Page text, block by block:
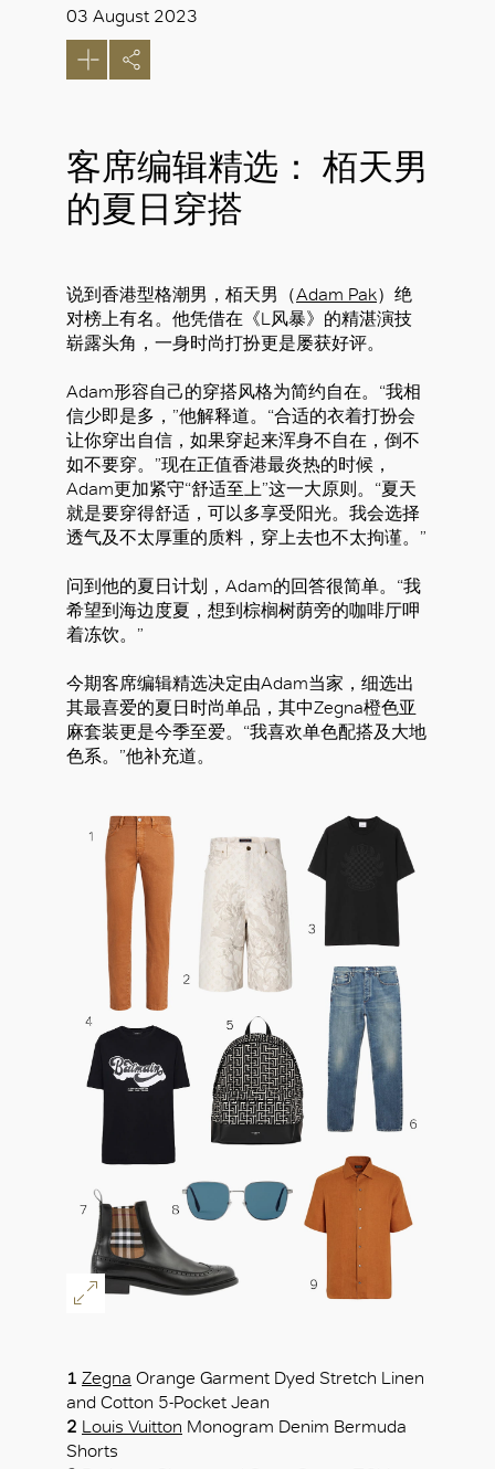
03 August 2023
客席编辑精选： 栢天男
的夏日穿搭
说到香港型格潮男，栢天男（Adam Pak）绝
对榜上有名。他凭借在《L风暴》的精湛演技
崭露头角，一身时尚打扮更是屡获好评。
Adam形容自己的穿搭风格为简约自在。“我相
信少即是多，”他解释道。“合适的衣着打扮会
让你穿出自信，如果穿起来浑身不自在，倒不
如不要穿。”现在正值香港最炎热的时候，
Adam更加紧守“舒适至上”这一大原则。“夏天
就是要穿得舒适，可以多享受阳光。我会选择
透气及不太厚重的质料，穿上去也不太拘谨。”
问到他的夏日计划，Adam的回答很简单。“我
希望到海边度夏，想到棕榈树荫旁的咖啡厅呷
着冻饮。”
今期客席编辑精选决定由Adam当家，细选出
其最喜爱的夏日时尚单品，其中Zegna橙色亚
麻套装更是今季至爱。“我喜欢单色配搭及大地
色系。”他补充道。
1 Zegna Orange Garment Dyed Stretch Linen
and Cotton 5-Pocket Jean
2 Louis Vuitton Monogram Denim Bermuda
Shorts
好